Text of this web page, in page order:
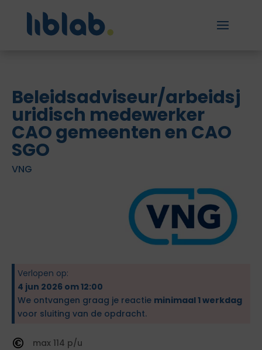
Beleidsadviseur/arbeidsj
uridisch medewerker
CAO gemeenten en CAO
SGO
VNG
Verlopen op:
4 jun 2026 om 12:00
We ontvangen graag je reactie minimaal 1 werkdag
voor sluiting van de opdracht.
114